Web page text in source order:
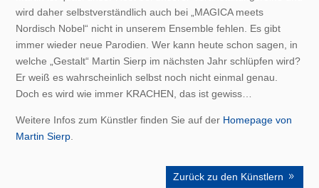
wird daher selbstverständlich auch bei „MAGICA meets
Nordisch Nobel“ nicht in unserem Ensemble fehlen. Es gibt
immer wieder neue Parodien. Wer kann heute schon sagen, in
welche „Gestalt“ Martin Sierp im nächsten Jahr schlüpfen wird?
Er weiß es wahrscheinlich selbst noch nicht einmal genau.
Doch es wird wie immer KRACHEN, das ist gewiss…
Weitere Infos zum Künstler finden Sie auf der Homepage von
Martin Sierp
Zurück zu den Künstlern